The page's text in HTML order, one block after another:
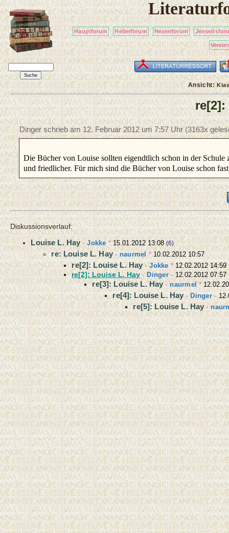
Hauptforum Heilerforum Hexenforum
Ansicht:
re[2]:
Dinger schrieb am12. Februar 2012 um 7:57 Uhr(3163x
Die Bücher von Louise sollten eigendtlich schon in der
und friedlicher. Für mich sind die Bücher von Louise schon
Diskussionsverlauf:
Louise L. Hay-Jokke*15.01.2012 13:08 (6)
re: Louise L. Hay-naurmel*10.02.2012 10:57
re[2]: Louise L. Hay-Jokke * 12.02.2012 14:59
re[2]: Louise L. Hay-Dinger-12.02.2012 07:57
re[3]: Louise L. Hay-naurmel*
re[4]: Louise L. Hay-Dinger-
re[5]: Louise L. Hay-